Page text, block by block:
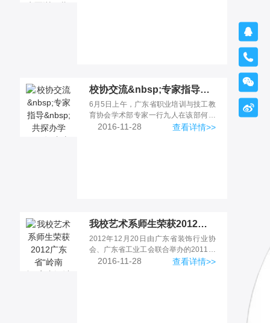
校协交流&nbsp;专家指导&nbsp;共探办学——记广东省职业培训与技工教育协会学术部专家来我校指导工作-新闻中心|广东岭南现代高级技工学校
6月5日上午，广东省职业培训与技工教
育协会学术部专家一行九人在该部何锦
发主任的带领下，到广东岭南现代
2016-11-28 查看详情>>
我校艺术系师生荣获2012广东省“岭南杯”室内设计大赛多个奖项-新闻中心|广东岭南现代高级技工学校
2012年12月20日由广东省装饰行业协
会、广东省工业工会联合举办的2011广
东省“岭南杯”室内装饰
2016-11-28 查看详情>>



